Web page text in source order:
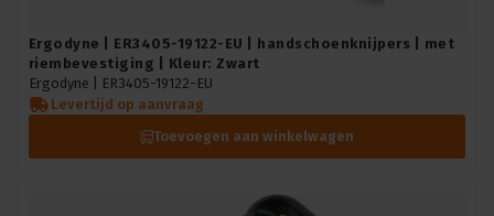
Ergodyne | ER3405-19122-EU | handschoenknijpers | met
riembevestiging | Kleur: Zwart
Ergodyne |
ER3405-19122-EU
Levertijd op aanvraag
Toevoegen aan winkelwagen